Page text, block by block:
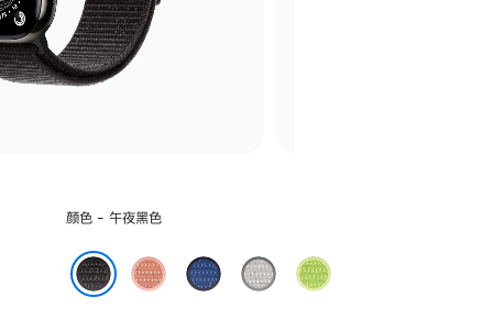
选
颜
色:
颜色 - 午夜黑色
山
霞
缎
带
朦
胧
荧
光